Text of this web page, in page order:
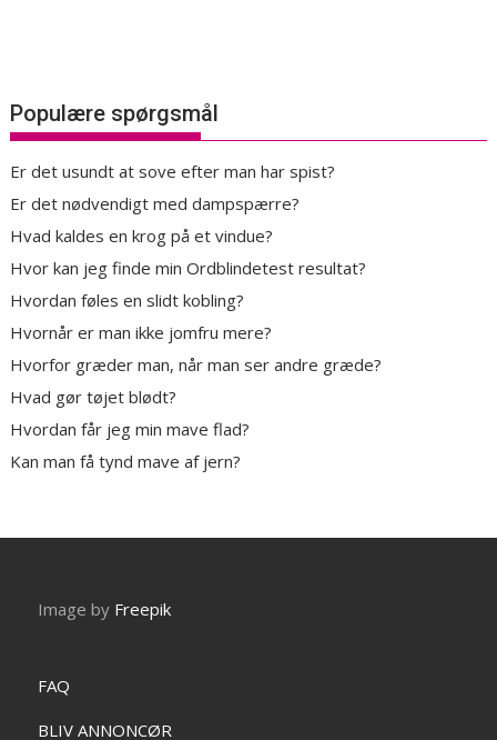
Populære spørgsmål
Er det usundt at sove efter man har spist?
Er det nødvendigt med dampspærre?
Hvad kaldes en krog på et vindue?
Hvor kan jeg finde min Ordblindetest resultat?
Hvordan føles en slidt kobling?
Hvornår er man ikke jomfru mere?
Hvorfor græder man, når man ser andre græde?
Hvad gør tøjet blødt?
Hvordan får jeg min mave flad?
Kan man få tynd mave af jern?
Image by Freepik
FAQ
BLIV ANNONCØR